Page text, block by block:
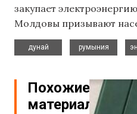
закупает
Молдовы призывают
дунай
румыния
Похожие
материалы